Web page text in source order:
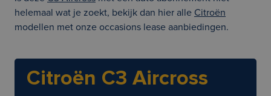
helemaal wat je zoekt, bekijk dan hier alle Citroën
modellen met onze occasions lease aanbiedingen.
Citroën C3 Aircross